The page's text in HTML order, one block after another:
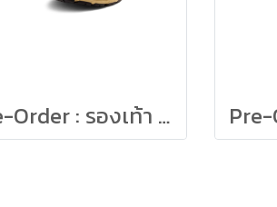
Pre-Order : รองเท้า New Balance M1906R K Size 23-29cm